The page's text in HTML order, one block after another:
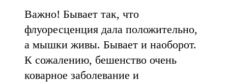
Важно! Бывает так, что
флуоресценция дала положительно,
а мышки живы. Бывает и наоборот.
К сожалению, бешенство очень
коварное заболевание и